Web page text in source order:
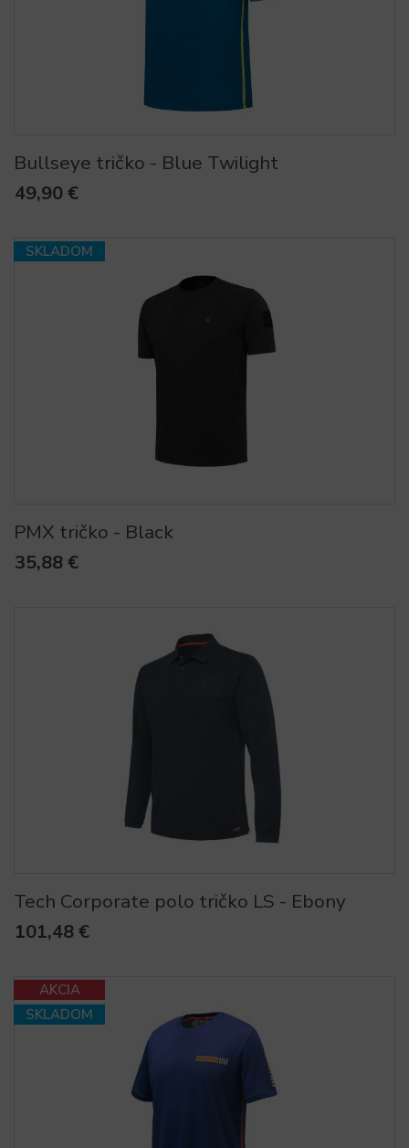
Bullseye tričko - Blue Twilight
49,90 €
SKLADOM
PMX tričko - Black
35,88 €
Tech Corporate polo tričko LS - Ebony
101,48 €
AKCIA
SKLADOM